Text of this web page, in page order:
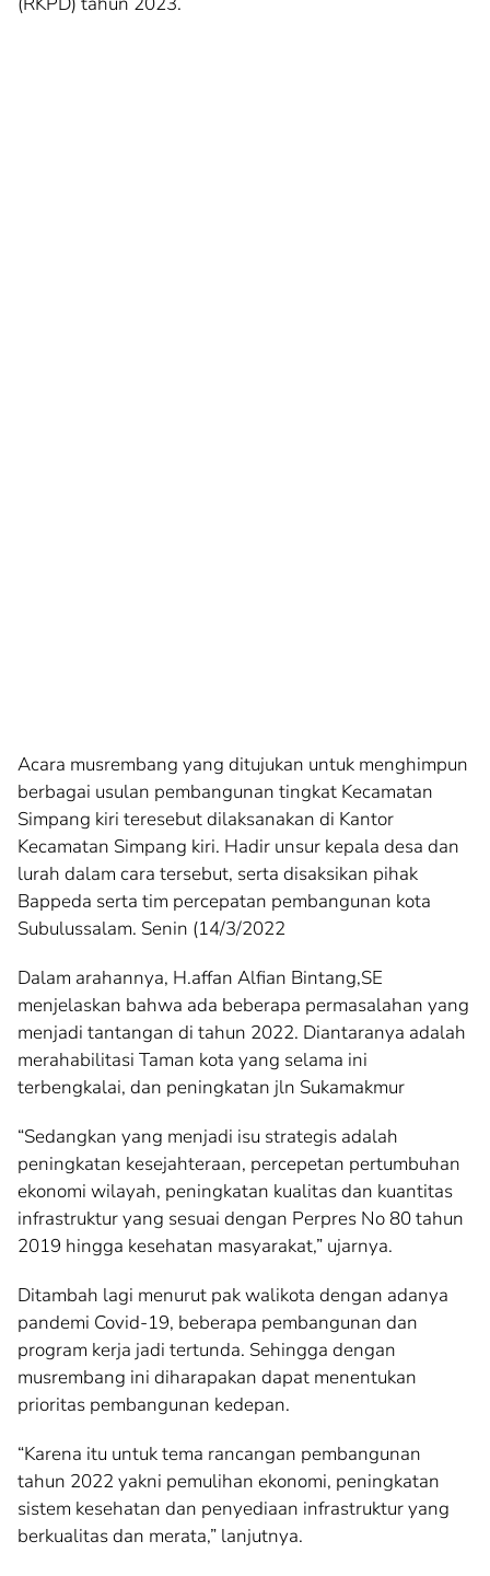
Acara musrembang yang ditujukan untuk menghimpun
berbagai usulan pembangunan tingkat Kecamatan
Simpang kiri teresebut dilaksanakan di Kantor
Kecamatan Simpang kiri. Hadir unsur kepala desa dan
lurah dalam cara tersebut, serta disaksikan pihak
Bappeda serta tim percepatan pembangunan kota
Subulussalam. Senin (14/3/2022
Dalam arahannya, H.affan Alfian Bintang,SE
menjelaskan bahwa ada beberapa permasalahan yang
menjadi tantangan di tahun 2022. Diantaranya adalah
merahabilitasi Taman kota yang selama ini
terbengkalai, dan peningkatan jln Sukamakmur
“Sedangkan yang menjadi isu strategis adalah
peningkatan kesejahteraan, percepetan pertumbuhan
ekonomi wilayah, peningkatan kualitas dan kuantitas
infrastruktur yang sesuai dengan Perpres No 80 tahun
2019 hingga kesehatan masyarakat,” ujarnya.
Ditambah lagi menurut pak walikota dengan adanya
pandemi Covid-19, beberapa pembangunan dan
program kerja jadi tertunda. Sehingga dengan
musrembang ini diharapakan dapat menentukan
prioritas pembangunan kedepan.
“Karena itu untuk tema rancangan pembangunan
tahun 2022 yakni pemulihan ekonomi, peningkatan
sistem kesehatan dan penyediaan infrastruktur yang
berkualitas dan merata,” lanjutnya.